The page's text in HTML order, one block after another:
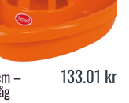
– 133.01 kr